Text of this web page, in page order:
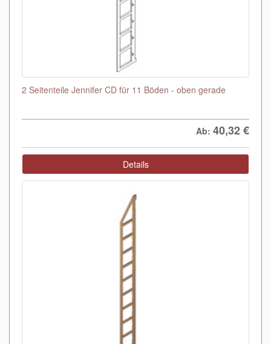
2 Seitenteile Jennifer CD für 11 Böden - oben gerade
Ab: 40,32€
Details